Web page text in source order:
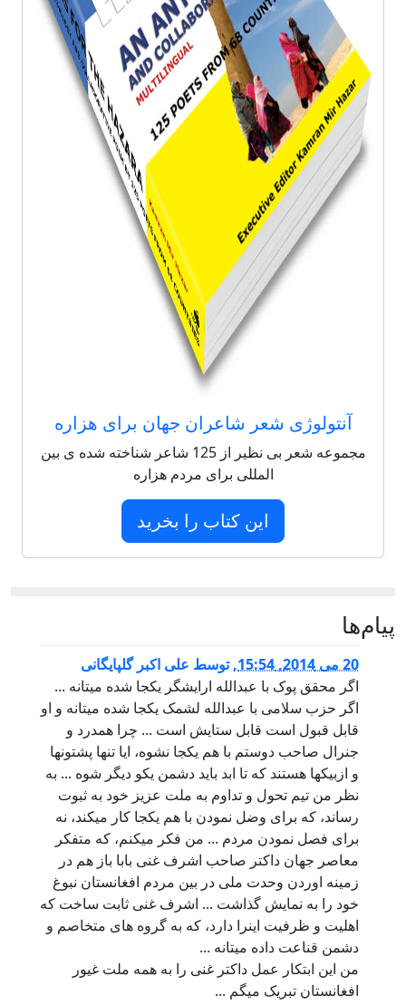
آنتولوژی شعر شاعران جهان برای هزاره
مجموعه شعر بی نظیر از 125 شاعر شناخته شده ی بین
المللی برای مردم هزاره
این کتاب را بخرید
پيام‌ها
20 می 2014, 15:54 ,توسط علی اکبر گلپایگانی
اگر محقق پوک با عبدالله ارایشگر یکجا شده میتانه ...
اگر حزب سلامی با عبدالله لشمک یکجا شده میتانه و او
قابل قبول است قابل ستایش است ... چرا همدرد و
جنرال صاحب دوستم با هم یکجا نشوه، ایا تنها پشتونها
و ازبیکها هستند که تا ابد باید دشمن یکو دیگر شوه ... به
نظر من تیم تحول و تداوم به ملت عزیز خود به ثبوت
رساند، که برای وضل نمودن با هم یکجا کار میکند، نه
برای فصل نمودن مردم ... من فکر میکنم، که متفکر
معاصر جهان داکتر صاحب اشرف غنی بابا باز هم در
زمینه اوردن وحدت ملی در بین مردم افغانستان نبوغ
خود را به نمایش گذاشت ... اشرف غنی ثابت ساخت که
اهلیت و ظرفیت اینرا دارد، که به گروه های متخاصم و
دشمن قناعت داده میتانه ...
من این ابتکار عمل داکتر غنی را به همه ملت غیور
افغانستان تبریک میگم ...